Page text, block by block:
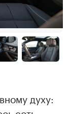
духу: